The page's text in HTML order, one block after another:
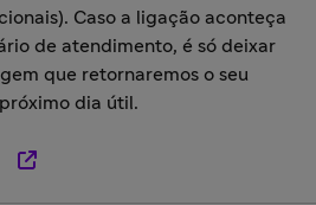
Caso a ligação aconteça
de atendimento, é só deixar
que retornaremos o seu
dia útil.